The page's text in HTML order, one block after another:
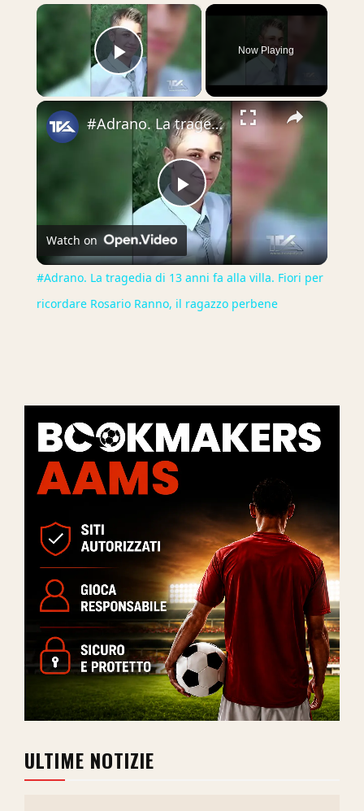
×
Play Video
Now Playing
×
Play
Video
#Adrano. La tragedia di 13 anni fa alla villa. Fiori per ricordare Rosario Ranno, il ragazzo perbene
Watch on
#Adrano. La tragedia di 13 anni fa alla villa. Fiori per
ricordare Rosario Ranno, il ragazzo perbene
ULTIME NOTIZIE